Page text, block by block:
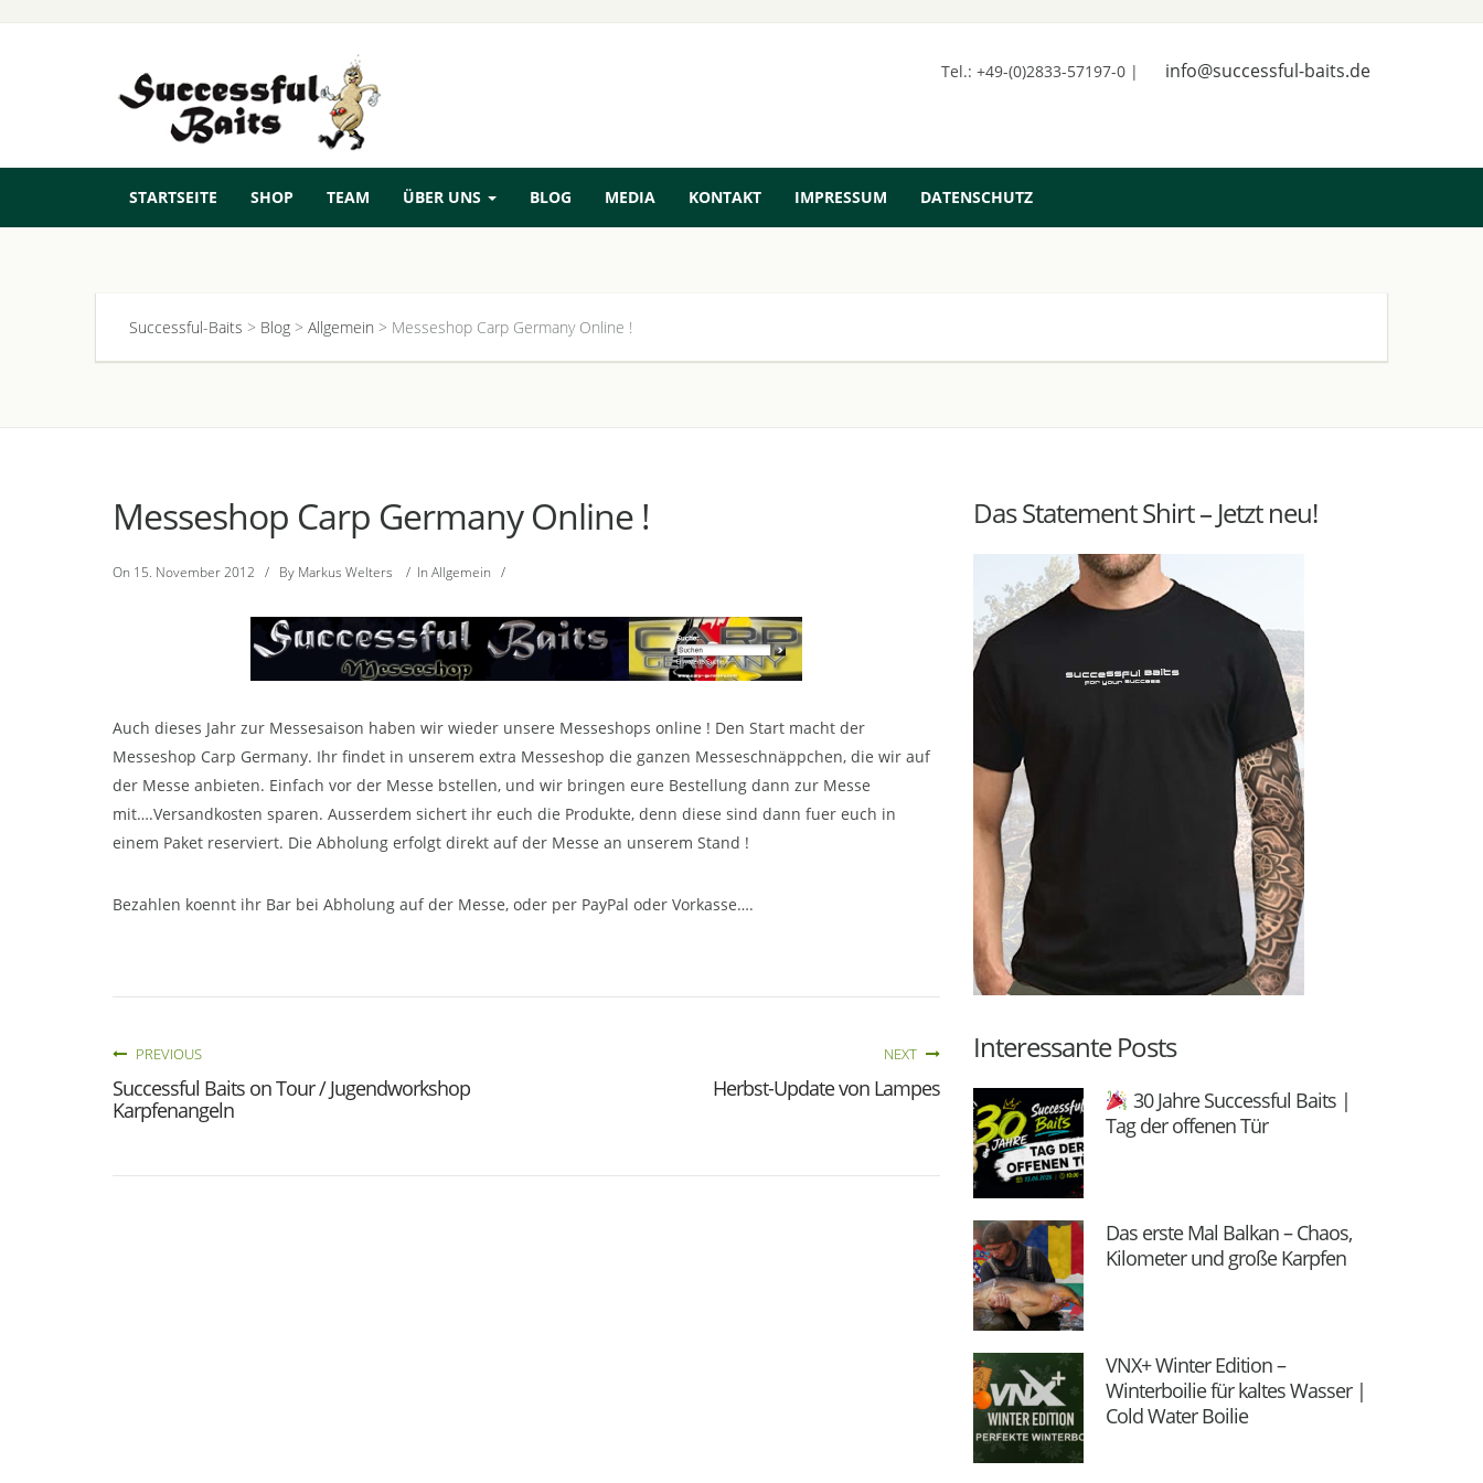
Tel.: +49-(0)2833-57197-0 | info@successful-baits.de
STARTSEITE SHOP TEAM ÜBER UNS BLOG MEDIA KONTAKT IMPRESSUM DATENSCHUTZ
Successful-Baits > Blog > Allgemein > Messeshop Carp Germany Online !
Messeshop Carp Germany Online !
On 15. November 2012 / By Markus Welters / In Allgemein /
Auch dieses Jahr zur Messesaison haben wir wieder unsere Messeshops online ! Den Start macht der
Messeshop Carp Germany. Ihr findet in unserem extra Messeshop die ganzen Messeschnäppchen, die wir auf
der Messe anbieten. Einfach vor der Messe bstellen, und wir bringen eure Bestellung dann zur Messe
mit….Versandkosten sparen. Ausserdem sichert ihr euch die Produkte, denn diese sind dann fuer euch in
einem Paket reserviert. Die Abholung erfolgt direkt auf der Messe an unserem Stand !
Bezahlen koennt ihr Bar bei Abholung auf der Messe, oder per PayPal oder Vorkasse….
PREVIOUS
Successful Baits on Tour / Jugendworkshop
Karpfenangeln
NEXT
Herbst-Update von Lampes
Das Statement Shirt – Jetzt neu!
Interessante Posts
30 Jahre Successful Baits |
Tag der offenen Tür
Das erste Mal Balkan – Chaos,
Kilometer und große Karpfen
VNX+ Winter Edition –
Winterboilie für kaltes Wasser |
Cold Water Boilie